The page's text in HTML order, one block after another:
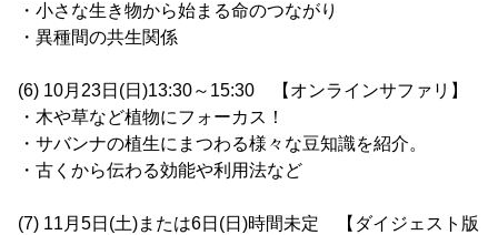
・小さな生き物から始まる命のつながり
・異種間の共生関係
(6) 10月23日(日)13:30～15:30 【オンラインサファリ】
・木や草など植物にフォーカス！
・サバンナの植生にまつわる様々な豆知識を紹介。
・古くから伝わる効能や利用法など
(7) 11月5日(土)または6日(日)時間未定 【ダイジェスト版